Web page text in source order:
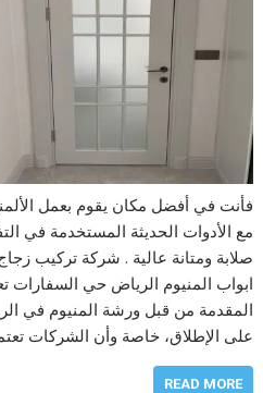
فأنت في أفضل مكان يقوم بعمل
مع الأدوات الحديثة المستخدمة في
صلابة ومتانة عالية . شركة تركيب
ابواب المنيوم الرياض حي السفارات
المقدمة من قبل ورشة المنيوم في
على الإطلاق، خاصة وأن الشركات
READ MORE